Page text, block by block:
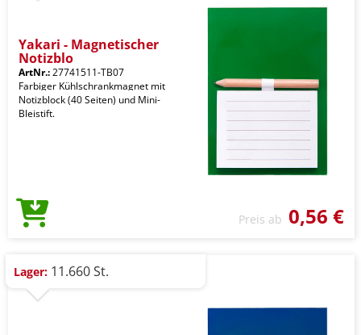
Yakari - Magnetischer
Notizblo
ArtNr.:27741511-TB07
Farbiger Kühlschrankmagnet mit
Notizblock (40 Seiten) und Mini-
Bleistift.
Preis ab 0,56 €
Lager: 11.660 St.